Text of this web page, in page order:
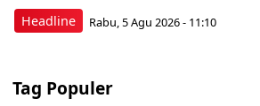
Headline Rabu, 5 Agu 2026 - 11:10
Tag Populer